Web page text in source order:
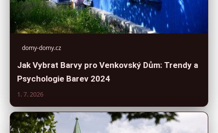
domy-domy.cz
Jak Vybrat Barvy pro Venkovský Dům: Trendy a
Psychologie Barev 2024
1. 7. 2026